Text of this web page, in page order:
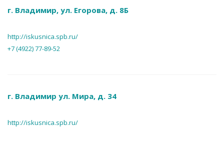
г. Владимир, ул. Егорова, д. 8Б
http://iskusnica.spb.ru/
+7 (4922) 77-89-52
г. Владимир ул. Мира, д. 34
http://iskusnica.spb.ru/